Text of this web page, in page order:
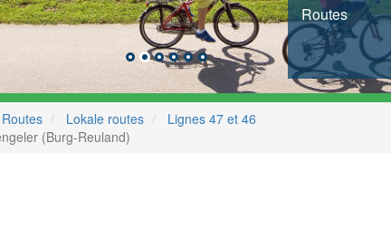
Routes
Routes Lokale routes
Lignes 47 et 46
(Burg-Reuland)